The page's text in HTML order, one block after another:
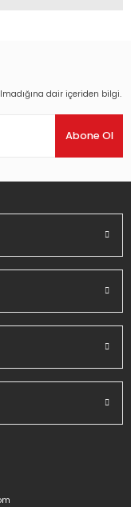
dair içeriden bilgi.
Abone Ol